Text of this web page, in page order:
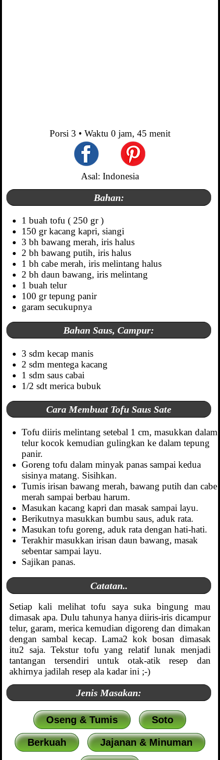
Porsi 3 • Waktu 0 jam, 45 menit
Asal: Indonesia
Bahan:
1 buah tofu ( 250 gr )
150 gr kacang kapri, siangi
3 bh bawang merah, iris halus
2 bh bawang putih, iris halus
1 bh cabe merah, iris melintang halus
2 bh daun bawang, iris melintang
1 buah telur
100 gr tepung panir
garam secukupnya
Bahan Saus, Campur:
3 sdm kecap manis
2 sdm mentega kacang
1 sdm saus cabai
1/2 sdt merica bubuk
Cara Membuat Tofu Saus Sate
Tofu diiris melintang setebal 1 cm, masukkan dalam
telur kocok kemudian gulingkan ke dalam tepung
panir.
Goreng tofu dalam minyak panas sampai kedua
sisinya matang. Sisihkan.
Tumis irisan bawang merah, bawang putih dan cabe
merah sampai berbau harum.
Masukan kacang kapri dan masak sampai layu.
Berikutnya masukkan bumbu saus, aduk rata.
Masukan tofu goreng, aduk rata dengan hati-hati.
Terakhir masukkan irisan daun bawang, masak
sebentar sampai layu.
Sajikan panas.
Catatan..
Setiap kali melihat tofu saya suka bingung mau
dimasak apa. Dulu tahunya hanya diiris-iris dicampur
telur, garam, merica kemudian digoreng dan dimakan
dengan sambal kecap. Lama2 kok bosan dimasak
itu2 saja. Tekstur tofu yang relatif lunak menjadi
tantangan tersendiri untuk otak-atik resep dan
akhirnya jadilah resep ala kadar ini ;-)
Jenis Masakan:
Oseng & Tumis Soto
Berkuah Jajanan & Minuman